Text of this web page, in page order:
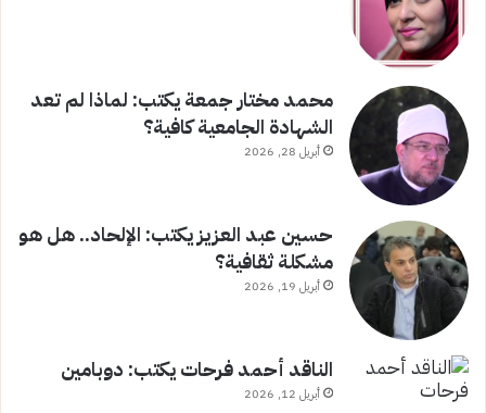
محمد مختار جمعة يكتب: لماذا لم تعد
الشهادة الجامعية كافية؟
أبريل 28, 2026
حسين عبد العزيز يكتب: الإلحاد.. هل هو
مشكلة ثقافية؟
أبريل 19, 2026
الناقد أحمد فرحات يكتب: دوبامين
أبريل 12, 2026